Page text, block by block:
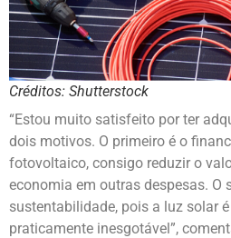
Créditos: Shutterstock
“Estou muito satisfeito por ter
dois motivos. O primeiro é o
fotovoltaico, consigo reduzir o
economia em outras despesas. O
sustentabilidade, pois a luz solar
praticamente inesgotável”,